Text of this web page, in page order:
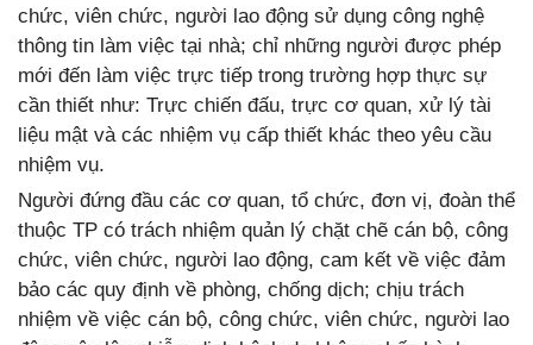
chức, viên chức, người lao động sử dụng công nghệ
thông tin làm việc tại nhà; chỉ những người được phép
mới đến làm việc trực tiếp trong trường hợp thực sự
cần thiết như: Trực chiến đấu, trực cơ quan, xử lý tài
liệu mật và các nhiệm vụ cấp thiết khác theo yêu cầu
nhiệm vụ.
Người đứng đầu các cơ quan, tổ chức, đơn vị, đoàn thể
thuộc TP có trách nhiệm quản lý chặt chẽ cán bộ, công
chức, viên chức, người lao động, cam kết về việc đảm
bảo các quy định về phòng, chống dịch; chịu trách
nhiệm về việc cán bộ, công chức, viên chức, người lao